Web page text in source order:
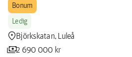
Bonum
Ledig
location_pinBjörkskatan, Luleå
payments2 690 000 kr